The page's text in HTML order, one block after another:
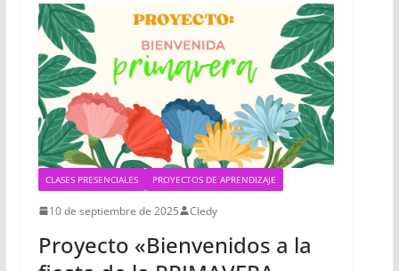
CLASES PRESENCIALES PROYECTOS DE APRENDIZAJE
10 de septiembre de 2025 Cledy
Proyecto «Bienvenidos a la